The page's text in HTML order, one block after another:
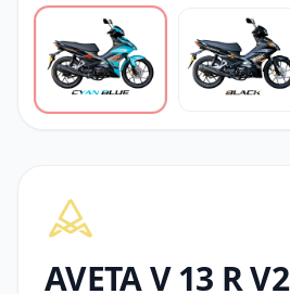
AVETA V 13 R V2